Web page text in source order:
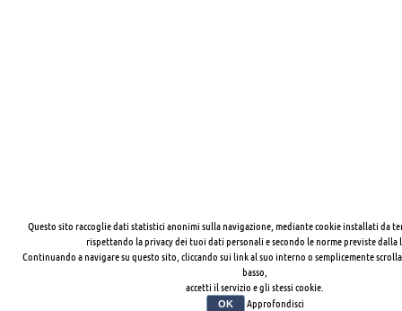
Questo sito raccoglie dati statistici anonimi sulla navigazione, mediante cookie installati da
rispettando la privacy dei tuoi dati personali e secondo le norme previste dalla
Continuando a navigare su questo sito, cliccando sui link al suo interno o semplicemente
basso,
accetti il servizio e gli stessi cookie.
OK Approfondisci